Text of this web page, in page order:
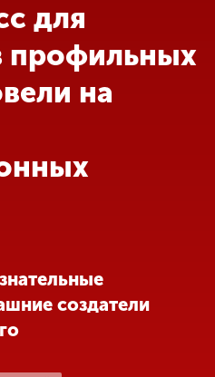
для
профильных
на
создатели